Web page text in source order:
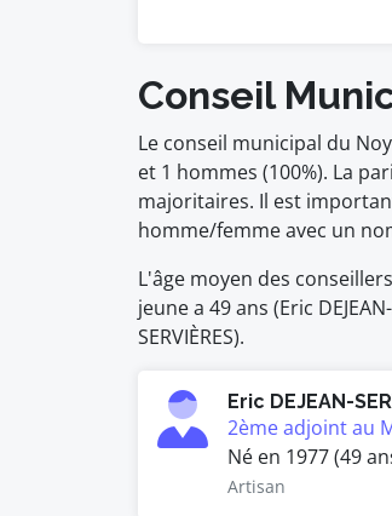
Conseil
Le conseil municipal du
et 1 hommes (100%). La
majoritaires. Il est
homme/femme avec un
L'âge moyen des
jeune a 49 ans (Eric
SERVIÈRES).
Eric DEJEAN-
2ème adjoint au
Né en 1977 (49
Artisan